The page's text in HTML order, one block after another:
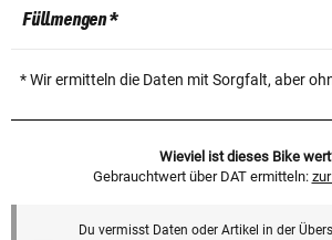
Füllmengen *
* Wir ermitteln die Daten mit Sorgfalt, aber
Wieviel ist dieses Bike
Gebrauchtwert über DAT ermitteln:
Du vermisst Daten oder Artikel in der